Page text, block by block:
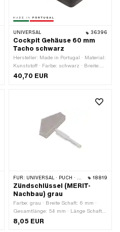
UNIVERSAL 36396
Cockpit Gehäuse 60 mm
Tacho schwarz
Hersteller: Made in Portugal · Material:
Kunststoff · Farbe: schwarz · Breite:
80 mm · Höhe: 80 mm · Gesamtlänge:
Anzahl Befestigungspunkte: 2 Stk.
40,70 EUR
FÜR: UNIVERSAL · PUCH · SACHS · ZÜNDAPP BELMONDO 18819
Zündschlüssel (MERIT-
Nachbau) grau
Farbe: grau · Breite Schaft: 6 mm ·
Gesamtlänge: 54 mm · Länge Schaft:
36 mm
8,05 EUR